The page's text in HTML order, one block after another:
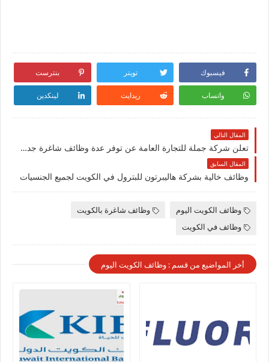
فيسبوك تويتر بنترست
واتساب ريدايت لينكدين
المقال التالي
تعلن شركة جملة للتجارة العامة عن توفر عدة وظائف شاغرة جديدة في مختلف التخصصات في الكويت
المقال السابق
وظائف خالية بشركة هاليبرتون للبترول في الكويت لجميع الجنسيات
وظائف الكويت اليوم
وظائف شاغرة بالكويت
وظائف في الكويت
أخر المواضيع من قسم : وظائف الكويت اليوم